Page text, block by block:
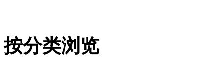
按分类浏览